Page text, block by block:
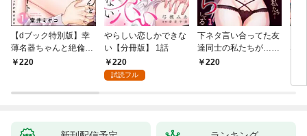
【dブック特別版】幸
薄名器ちゃんと絶倫エ
リートくん むさぼりエ
220
やらしい恋しかできな
い【分冊版】 1話
220
試読フル
下ネタ言い合ってた友
達同士の私たちが…一
晩中えっちしてる【TL
220
な
た